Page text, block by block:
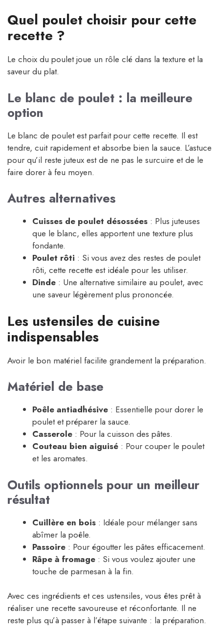
Quel poulet choisir pour cette
recette ?
Le choix du poulet joue un rôle clé dans la texture et la
saveur du plat.
Le blanc de poulet : la meilleure
option
Le blanc de poulet est parfait pour cette recette. Il est
tendre, cuit rapidement et absorbe bien la sauce. L’astuce
pour qu’il reste juteux est de ne pas le surcuire et de le
faire dorer à feu moyen.
Autres alternatives
Cuisses de poulet désossées : Plus juteuses
que le blanc, elles apportent une texture plus
fondante.
Poulet rôti : Si vous avez des restes de poulet
rôti, cette recette est idéale pour les utiliser.
Dinde : Une alternative similaire au poulet, avec
une saveur légèrement plus prononcée.
Les ustensiles de cuisine
indispensables
Avoir le bon matériel facilite grandement la préparation.
Matériel de base
Poêle antiadhésive : Essentielle pour dorer le
poulet et préparer la sauce.
Casserole : Pour la cuisson des pâtes.
Couteau bien aiguisé : Pour couper le poulet
et les aromates.
Outils optionnels pour un meilleur
résultat
Cuillère en bois : Idéale pour mélanger sans
abîmer la poêle.
Passoire : Pour égoutter les pâtes efficacement.
Râpe à fromage : Si vous voulez ajouter une
touche de parmesan à la fin.
Avec ces ingrédients et ces ustensiles, vous êtes prêt à
réaliser une recette savoureuse et réconfortante. Il ne
reste plus qu’à passer à l’étape suivante : la préparation.